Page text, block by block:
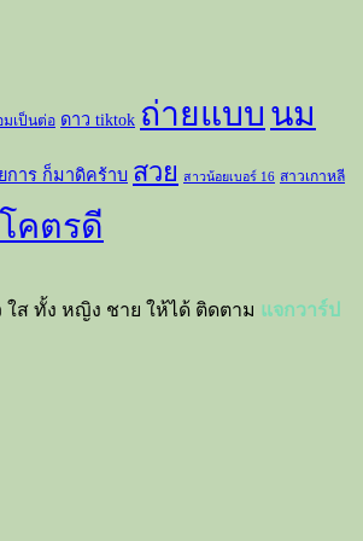
เป็นต่อ ดาว tiktok ถ่ายแบบ นม
การ ก็มาดิคร้าบ สวย สาวน้อยเบอร์ 16 สาวเกาหลี
โคตรดี
ส ทั้ง หญิง ชาย ให้ได้ ติดตาม แจกวาร์ป